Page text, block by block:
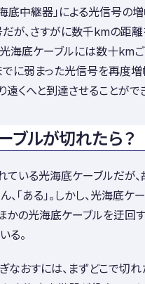
底中継器」による光信号の
が、さすがに数千kmの距
光海底ケーブルには数十km
でに弱まった光信号を再度
遠くへと到達させることがで
ブルが切れたら？
ている光海底ケーブルだが
、「ある」。しかし、光海底
かの光海底ケーブルを迂回
る。
なおすには、まずどこで切